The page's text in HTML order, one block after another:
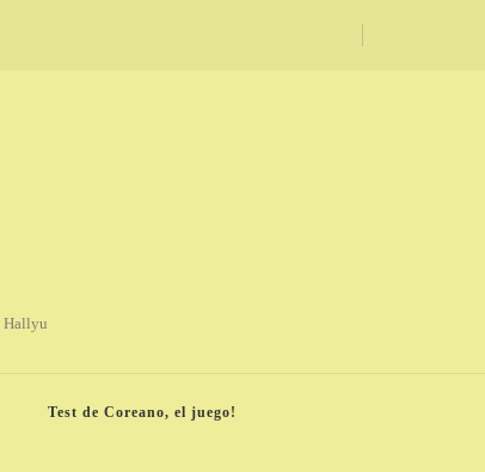
Hallyu
Test de Coreano, el juego!